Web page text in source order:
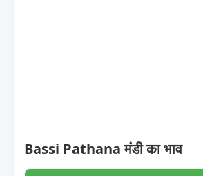
Bassi Pathana मंडी का भाव